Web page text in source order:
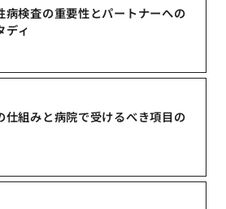
病検査の重要性とパートナーへの
ディ
仕組みと病院で受けるべき項目の